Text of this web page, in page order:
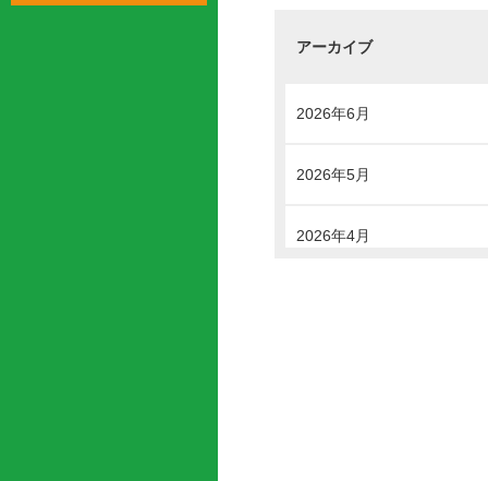
アーカイブ
2026年6月
2026年5月
2026年4月